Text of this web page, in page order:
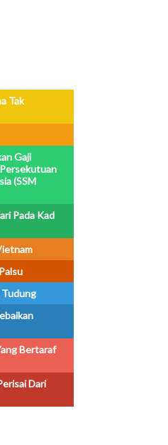
Tak
Gaji
(SSM
Pada Kad
Tudung
Bertaraf
Dari